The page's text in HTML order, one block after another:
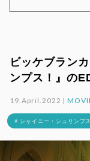
ビッケブラン
ンプス！』の
19.April.2022 |
# シャイニー・シュリンプス